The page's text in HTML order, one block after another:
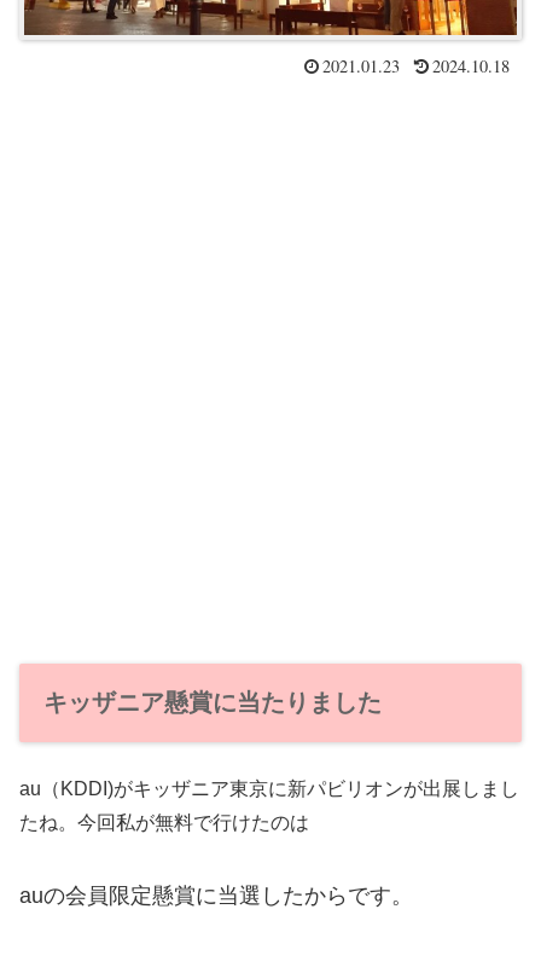
2021.01.23 2024.10.18
キッザニア懸賞に当たりました
au（KDDI)がキッザニア東京に新パビリオンが出展しまし
たね。今回私が無料で行けたのは
auの会員限定懸賞に当選したからです。